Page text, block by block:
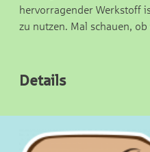
hervorragender Werkstoff
zu nutzen. Mal schauen,
Details